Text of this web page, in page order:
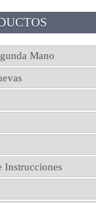
Mano
Instrucciones